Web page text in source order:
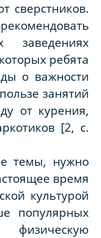
сверстников.
заведениях
ребята
о важности
занятий
от курения,
[2, с.
темы, нужно
время
культурой
популярных
физическую